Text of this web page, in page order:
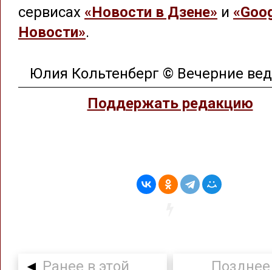
сервисах «Новости в Дзене» и
Новости».
Юлия Кольтенберг © Вечерние
Поддержать редакцию
◄ Ранее в этой